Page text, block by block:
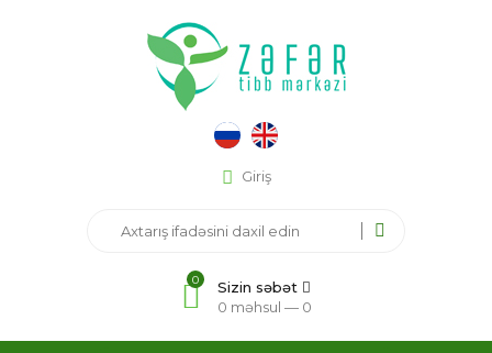
Giriş
0
Sizin səbət
0 məhsul — 0